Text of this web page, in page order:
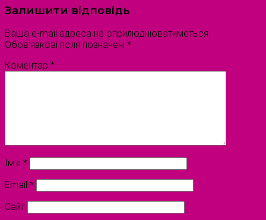
Залишити відповідь
Ваша e-mail адреса не оприлюднюватиметься.
Обов’язкові поля позначені *
Коментар *
Ім'я *
Email *
Сайт